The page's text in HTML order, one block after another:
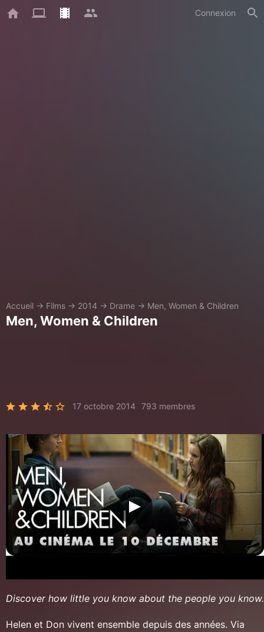
Connexion
Accueil → Films → 2014 → Drame → Men, Women & Children
Men, Women & Children
17 octobre 2014 793 membres
Discover how little you know about the people you know.
Helen et Don vivent ensemble depuis des années. Via